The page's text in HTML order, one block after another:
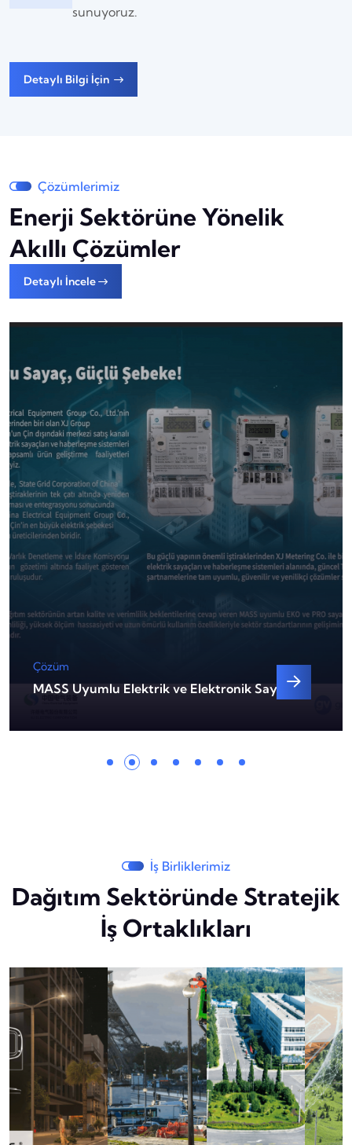
sunuyoruz.
Detaylı Bilgi İçin
Çözümlerimiz
Enerji Sektörüne Yönelik
Akıllı Çözümler
Detaylı İncele
Çözüm
MASS Uyumlu Elektrik ve Elektronik Sayaçlar
İş Birliklerimiz
Dağıtım Sektöründe Stratejik
İş Ortaklıkları